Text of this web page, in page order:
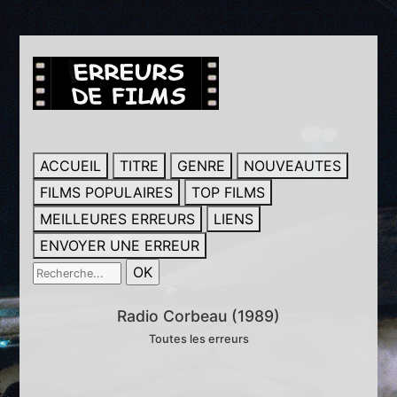
ACCUEIL TITRE GENRE
NOUVEAUTES
FILMS POPULAIRES
TOP FILMS
MEILLEURES ERREURS
LIENS
ENVOYER UNE ERREUR
Radio Corbeau (1989)
Toutes les erreurs